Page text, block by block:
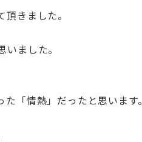
きました。
ました。
「情熱」だったと思います。